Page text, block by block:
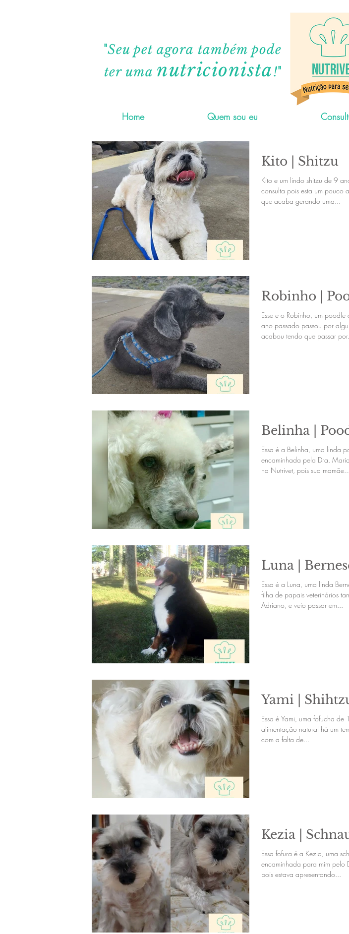
"Seu pet agora também pode
ter umanutricionista!"
Home Quem sou eu
Kito | Shitzu
Kito e um lindo shitzu de 9
consulta pois esta um pouco
que acaba gerando uma...
Robinho |
Esse e o Robinho, um
ano passado passou por
acabou tendo que passar por...
Belinha |
Essa é a Belinha, uma linda
encaminhada pela Dra.
na Nutrivet, pois sua mamãe...
Luna |
Essa é a Luna, uma linda
filha de papais veterinários
Adriano, e veio passar em...
Yami |
Essa é Yami, uma fofucha de
alimentação natural há um
com a falta de...
Kezia |
Essa fofura é a Kezia, uma
encaminhada para mim pelo
pois estava apresentando...